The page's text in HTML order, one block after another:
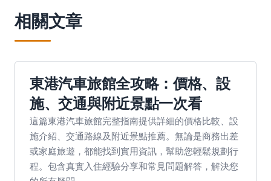
相關文章
東港汽車旅館全攻略：價格、設
施、交通與附近景點一次看
這篇東港汽車旅館完整指南提供詳細的價格比較、設
施介紹、交通路線及附近景點推薦。無論是商務出差
或家庭旅遊，都能找到實用資訊，幫助您輕鬆規劃行
程。包含真實入住經驗分享和常見問題解答，解決您